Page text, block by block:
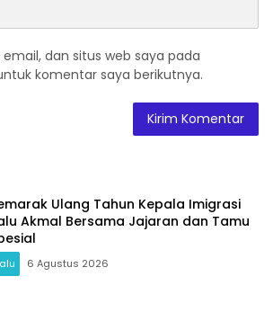
dan situs web saya pada
komentar saya berikutnya.
Ulang Tahun Kepala Imigrasi
Akmal Bersama Jajaran dan Tamu
6 Agustus 2026